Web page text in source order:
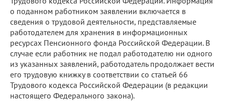
о поданном работником заявлении включается в
сведения о трудовой деятельности, представляемые
работодателем для хранения в информационных
ресурсах Пенсионного фонда Российской Федерации. В
случае если работник не подал работодателю ни одного
из указанных заявлений, работодатель продолжает вести
его трудовую книжку в соответствии со статьей 66
Трудового кодекса Российской Федерации (в редакции
настоящего Федерального закона).